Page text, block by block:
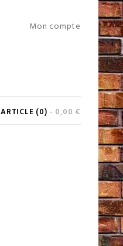
Mon compte
ARTICLE (0) - 0,00 €